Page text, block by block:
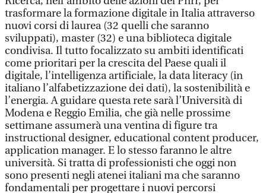
trasformare la formazione digitale in Italia attraverso
nuovi corsi di laurea (32 quelli che saranno
sviluppati), master (32) e una biblioteca digitale
condivisa. Il tutto focalizzato su ambiti identificati
come prioritari per la crescita del Paese quali il
digitale, l’intelligenza artificiale, la data literacy (in
italiano l’alfabetizzazione dei dati), la sostenibilità e
l’energia. A guidare questa rete sarà l’Università di
Modena e Reggio Emilia, che già nelle prossime
settimane assumerà una ventina di figure tra
instructional designer, educational content producer,
application manager. E lo stesso faranno le altre
università. Si tratta di professionisti che oggi non
sono presenti negli atenei italiani ma che saranno
fondamentali per progettare i nuovi percorsi